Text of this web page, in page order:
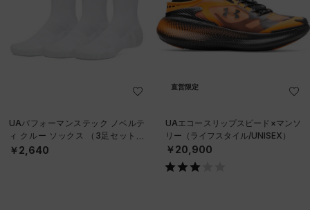
UAパフォーマンステック ノベルテ
ィ クルー ソックス （3足セット）
（トレーニング/UNISEX）
￥2,640
直営限定
UAエコースリップスピード×マンソ
リー（ライフスタイル/UNISEX）
￥20,900